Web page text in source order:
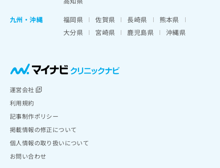
九州・沖縄
福岡県 佐賀県 長崎県
熊本県
大分県
宮崎県 鹿児島県 沖縄県
運営会社
利用規約
記事制作ポリシー
掲載情報の修正について
個人情報の取り扱いについて
お問い合わせ